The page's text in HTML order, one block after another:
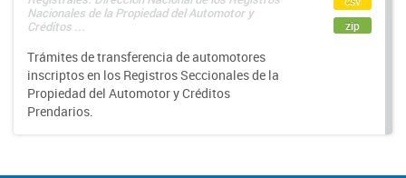
Nacionales de la Propiedad del Automotor y
Créditos ...
Trámites de transferencia de automotores
inscriptos en los Registros Seccionales de la
Propiedad del Automotor y Créditos
Prendarios.
zip